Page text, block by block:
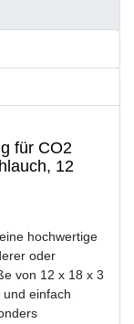
für CO2
12
hochwertige
oder
von 12 x 18 x 3
einfach